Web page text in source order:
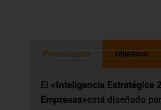
Presentación Objetivos
El «Inteligencia Estratégica
Empresas»está diseñado